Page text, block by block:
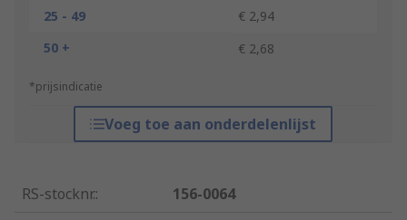
25 - 49
€ 2,94
50 +
€ 2,68
*prijsindicatie
Voeg toe aan onderdelenlijst
RS-stocknr.:
156-0064